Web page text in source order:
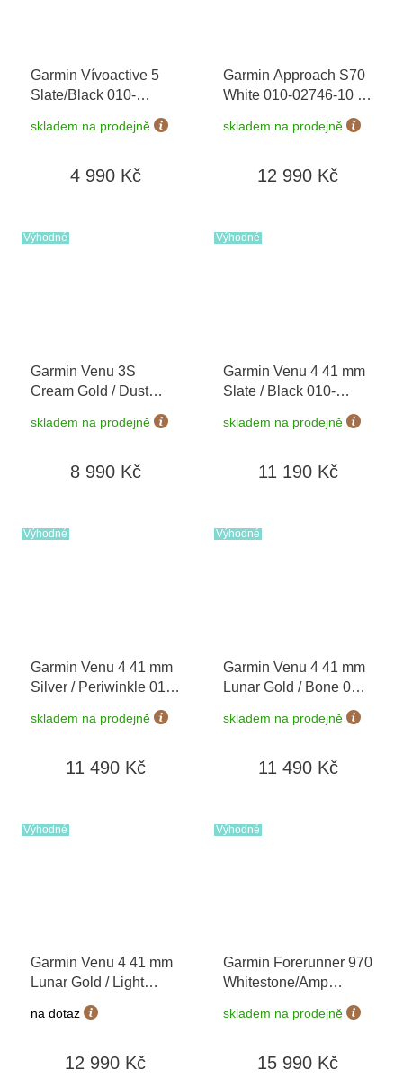
Garmin Vívoactive 5
Slate/Black 010-
skladem na prodejně
4 990 Kč
Garmin Approach S70
White 010-02746-10 +
možnost výměny do 90
dní
skladem na prodejně
12 990 Kč
Výhodné
Garmin Venu 3S
Cream Gold / Dust
Rose, Silicone Band
010-02785-03
skladem na prodejně
8 990 Kč
Výhodné
Garmin Venu 4 41 mm
Slate / Black 010-
skladem na prodejně
11 190 Kč
Výhodné
Garmin Venu 4 41 mm
Silver / Periwinkle 010-
skladem na prodejně
11 490 Kč
Výhodné
Garmin Venu 4 41 mm
Lunar Gold / Bone 010-
skladem na prodejně
11 490 Kč
Výhodné
Garmin Venu 4 41 mm
Lunar Gold / Light
Sand 010-03013-03 +
náhradní řemínek
na dotaz
12 990 Kč
Výhodné
Garmin Forerunner 970
Whitestone/Amp
Yellow 010-02969-11
možnost výměny do 90
skladem na prodejně
15 990 Kč